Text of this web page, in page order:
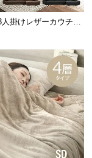
掛けレザーカウチソ